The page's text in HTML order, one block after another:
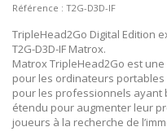
Référence : T2G-D3D-IF
TripleHead2Go Digital Edition
T2G-D3D-IF Matrox.
Matrox TripleHead2Go est
pour les ordinateurs
pour les professionnels ayant
étendu pour augmenter leur
joueurs à la recherche de